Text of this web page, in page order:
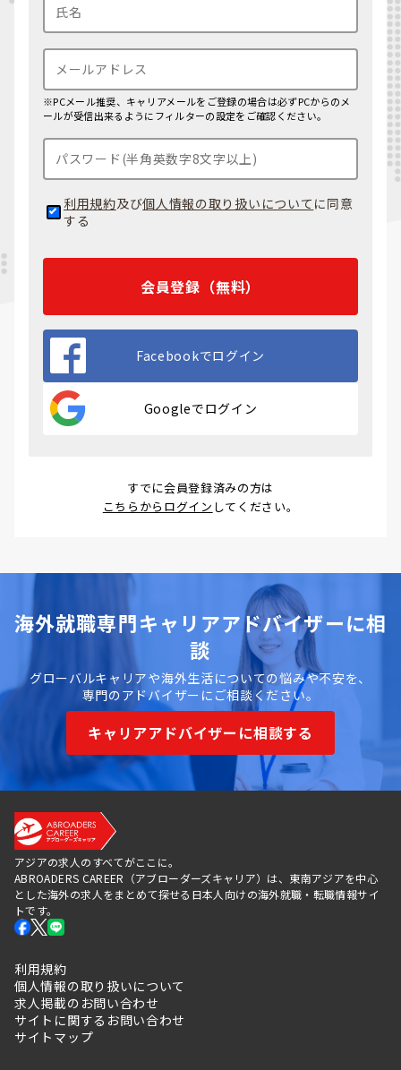
※PCメール推奨、キャリアメールをご登録の場合は必ずPCからのメ
ールが受信出来るようにフィルターの設定をご確認ください。
利用規約及び個人情報の取り扱いについて に同意
する
会員登録（無料）
Facebookでログイン
Googleでログイン
すでに会員登録済みの方は
こちらからログイン してください。
海外就職専門キャリアアドバイザーに相
談
グローバルキャリアや海外生活についての悩みや不安を、
専門のアドバイザーにご相談ください。
キャリアアドバイザーに相談する
アジアの求人のすべてがここに。
ABROADERS CAREER（アブローダーズキャリア）は、東南アジアを中心
とした海外の求人をまとめて探せる日本人向けの海外就職・転職情報サイ
トです。
利用規約
個人情報の取り扱いについて
求人掲載のお問い合わせ
サイトに関するお問い合わせ
サイトマップ